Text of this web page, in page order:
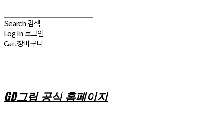
Search 검색
Log In로그인
Cart장바구니
GD그립 공식 홈페이지